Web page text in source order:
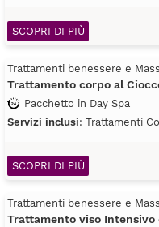
SCOPRI DI PIÙ
Trattamenti benessere e
Trattamento corpo al
Pacchetto in Day Spa
Servizi inclusi: Trattamenti
SCOPRI DI PIÙ
Trattamenti benessere e
Trattamento viso